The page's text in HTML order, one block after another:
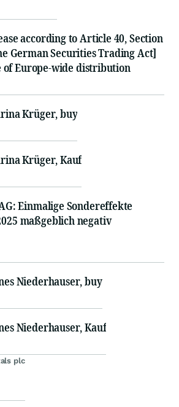
according to Article 40, Section
German Securities Trading Act]
Europe-wide distribution
Krüger, buy
Krüger, Kauf
Einmalige Sondereffekte
maßgeblich negativ
Niederhauser, buy
Niederhauser, Kauf
plc